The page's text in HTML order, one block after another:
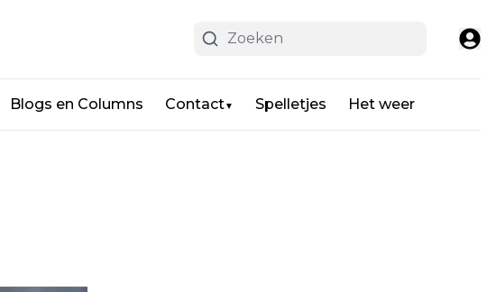
Blogs en Columns Contact▼ Spelletjes Het weer